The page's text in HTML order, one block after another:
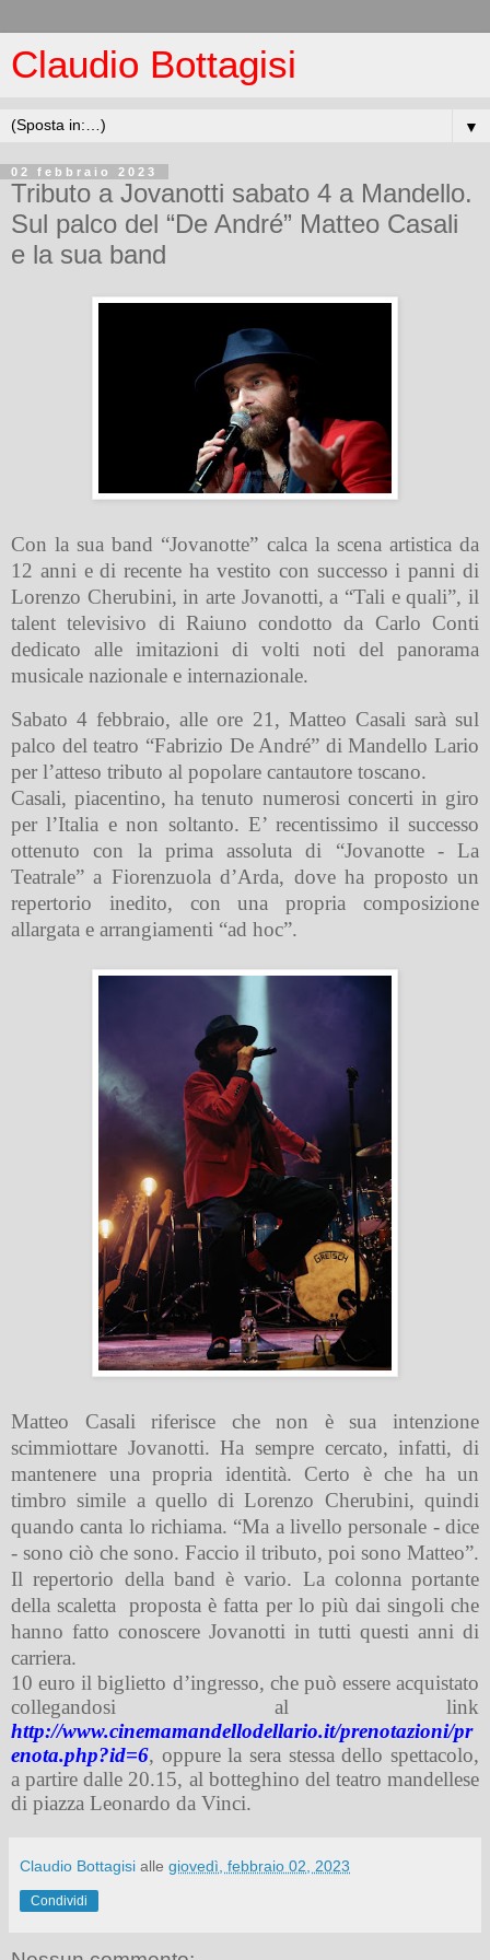
Claudio Bottagisi
▼
02 febbraio 2023
Tributo a Jovanotti sabato 4 a Mandello.
Sul palco del “De André” Matteo Casali
e la sua band
Con la sua band “Jovanotte” calca la scena artistica da
12 anni e di recente ha vestito con successo i panni di
Lorenzo Cherubini, in arte Jovanotti, a “Tali e quali”, il
talent televisivo di Raiuno condotto da Carlo Conti
dedicato alle imitazioni di volti noti del panorama
musicale nazionale e internazionale.
Sabato 4 febbraio, alle ore 21, Matteo Casali sarà sul
palco del teatro “Fabrizio De André” di Mandello Lario
per l’atteso tributo al popolare cantautore toscano.
Casali, piacentino, ha tenuto numerosi concerti in giro
per l’Italia e non soltanto. E’ recentissimo il successo
ottenuto con la prima assoluta di “Jovanotte - La
Teatrale” a Fiorenzuola d’Arda, dove ha proposto un
repertorio inedito, con una propria composizione
allargata e arrangiamenti “ad hoc”.
Matteo Casali riferisce che non è sua intenzione
scimmiottare Jovanotti. Ha sempre cercato, infatti, di
mantenere una propria identità. Certo è che ha un
timbro simile a quello di Lorenzo Cherubini, quindi
quando canta lo richiama. “Ma a livello personale - dice
- sono ciò che sono. Faccio il tributo, poi sono Matteo”.
Il repertorio della band è vario. La colonna portante
della scaletta
proposta è fatta per lo più dai singoli che
hanno fatto conoscere Jovanotti in tutti questi anni di
carriera.
10 euro il biglietto d’ingresso, che può essere acquistato
collegandosi al link
http://www.cinemamandellodellario.it/prenotazioni/pr
enota.php?id=6, oppure la sera stessa dello spettacolo,
a partire dalle 20.15, al botteghino del teatro mandellese
di piazza Leonardo da Vinci.
Claudio Bottagisi alle giovedì, febbraio 02, 2023
Condividi